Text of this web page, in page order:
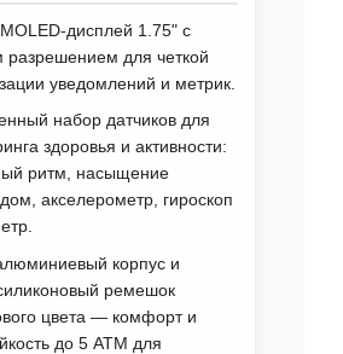
1.75" с
разрешением для четкой
уведомлений и метрик.
набор датчиков для
здоровья и активности:
ритм, насыщение
акселерометр, гироскоп
корпус и
ремешок
цвета — комфорт и
до 5 ATM для